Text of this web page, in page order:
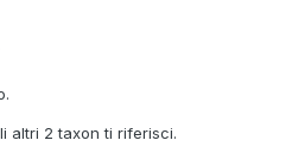
altri 2 taxon ti riferisci.